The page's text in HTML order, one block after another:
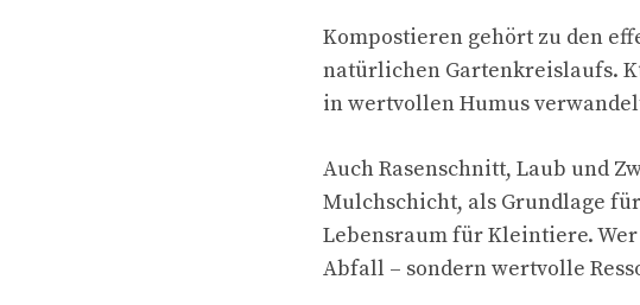
Kompostieren gehört zu den
natürlichen Gartenkreislaufs.
in wertvollen Humus
Auch Rasenschnitt, Laub und
Mulchschicht, als Grundlage
Lebensraum für Kleintiere.
Abfall – sondern wertvolle